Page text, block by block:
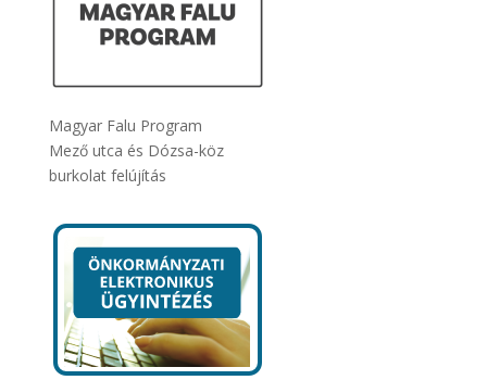
Magyar Falu Program
Mező utca és Dózsa-köz
burkolat felújítás